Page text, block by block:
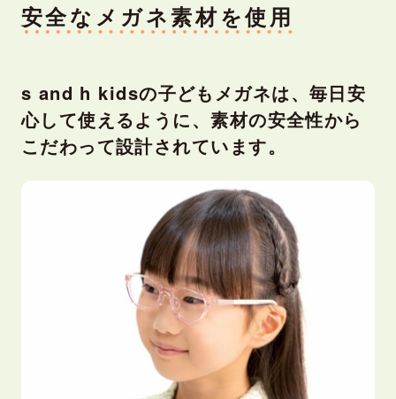
安全なメガネ素材を使用
s and h kidsの子どもメガネは、毎日安
心して使えるように、素材の安全性から
こだわって設計されています。